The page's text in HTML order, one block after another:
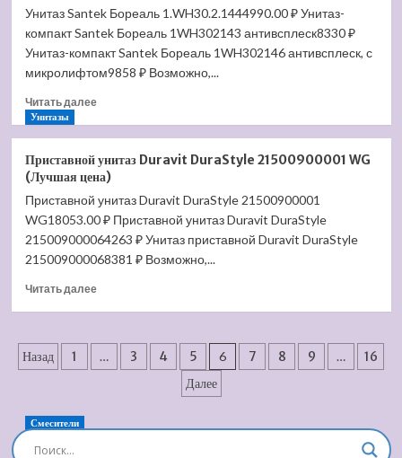
Duravit
2nd
Floor
0110090000
цена)
Унитаз Santek Бореаль 1.WH30.2.1444990.00 ₽ Унитаз-
компакт Santek Бореаль 1WH302143 антивсплеск8330 ₽
Унитаз-компакт Santek Бореаль 1WH302146 антивсплеск, с
микролифтом9858 ₽ Возможно,...
Читать далееПрочитать
Santek
Бореаль
1.WH30.2.144
(Лучшая
цена)
Унитазы
Приставной унитаз Duravit DuraStyle 21500900001 WG
(Лучшая цена)
Приставной унитаз Duravit DuraStyle 21500900001
WG18053.00 ₽ Приставной унитаз Duravit DuraStyle
215009000064263 ₽ Унитаз приставной Duravit DuraStyle
215009000068381 ₽ Возможно,...
Читать далееПрочитать
унитаз
Duravit
Пагинация
Назад 1 … 3 4 5 6 7 8 9 …
16
Далее
Смесители
Душевая система встроенная Timo Briana SX-